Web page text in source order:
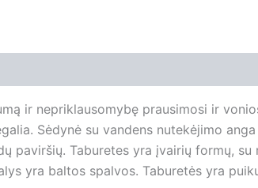
ir nepriklausomybę prausimosi ir
Sėdynė su vandens nutekėjimo
paviršių. Taburetes yra įvairių formų,
yra baltos spalvos. Taburetės yra